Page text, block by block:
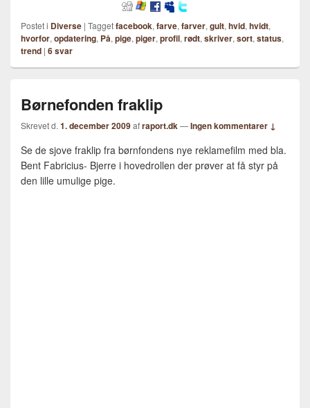
Postet i Diverse | Taggetfacebook, farve, farver, gult, hvid, hvidt,
hvorfor, opdatering, På, pige, piger, profil, rødt, skriver, sort, status,
trend | 6svar
Børnefonden fraklip
Skrevet d. 1. december 2009afraport.dk—Ingen kommentarer ↓
Se de sjove fraklip fra børnfondens nye reklamefilm med bla.
Bent Fabricius- Bjerre i hovedrollen der prøver at få styr på
den lille umulige pige.